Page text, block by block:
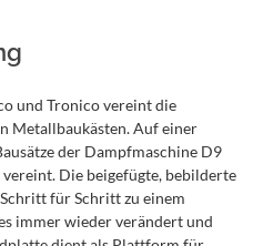
und Tronico vereint die
Metallbaukästen. Auf einer
der Dampfmaschine D9
Die beigefügte, bebilderte
für Schritt zu einem
immer wieder verändert und